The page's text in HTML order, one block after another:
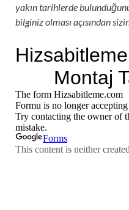
yakın tarihlerde
bilginiz olması açısından